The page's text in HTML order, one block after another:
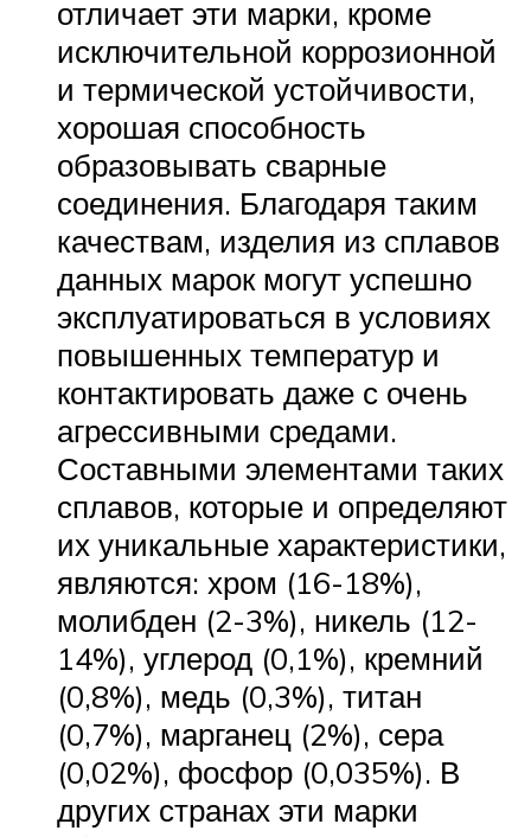
отличает эти марки, кроме
исключительной коррозионной
и термической устойчивости,
хорошая способность
образовывать сварные
соединения. Благодаря таким
качествам, изделия из сплавов
данных марок могут успешно
эксплуатироваться в условиях
повышенных температур и
контактировать даже с очень
агрессивными средами.
Составными элементами таких
сплавов, которые и определяют
их уникальные характеристики,
являются: хром (16-18%),
молибден (2-3%), никель (12-
14%), углерод (0,1%), кремний
(0,8%), медь (0,3%), титан
(0,7%), марганец (2%), сера
(0,02%), фосфор (0,035%). В
других странах эти марки